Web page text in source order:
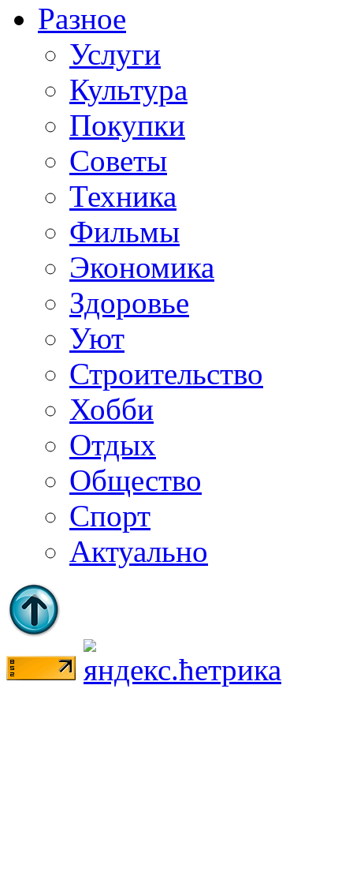
Разное
Услуги
Культура
Покупки
Советы
Техника
Фильмы
Экономика
Здоровье
Уют
Строительство
Хобби
Отдых
Общество
Спорт
Актуально